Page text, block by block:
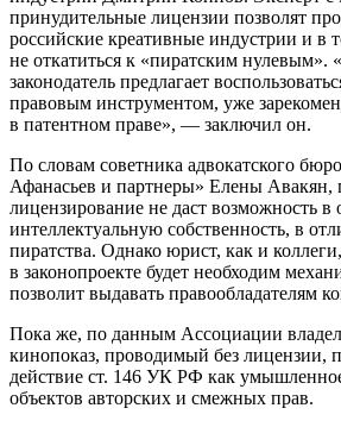
принудительные лицензии позволят
российские креативные индустрии и в
не откатиться к «пиратским нулевым».
законодатель предлагает
правовым инструментом, уже
в патентном праве», — заключил он.
По словам советника адвокатского
Афанасьев и партнеры» Елены Авакян,
лицензирование не даст возможность
интеллектуальную собственность, в
пиратства. Однако юрист, как и
в законопроекте будет необходим
позволит выдавать правообладателям
Пока же, по данным Ассоциации
кинопоказ, проводимый без лицензии,
действие ст. 146 УК РФ как
объектов авторских и смежных прав.